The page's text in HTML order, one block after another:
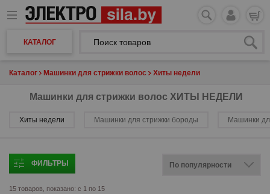
КАТАЛОГ
Каталог Машинки для стрижки волос Хиты недели
Машинки для стрижки волос ХИТЫ НЕДЕЛИ
Хиты недели Машинки для стрижки бороды Машинки
ФИЛЬТРЫ
15 товаров, показано: с 1 по 15